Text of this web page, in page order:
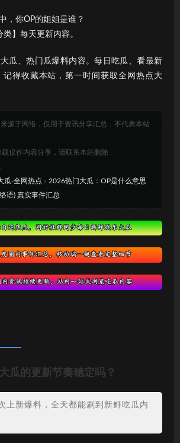
，你OP的姐姐是谁？
】每天更新内容。
瓜、热门瓜爆料内容。每日吃瓜、看最新
记得收藏本站，第一时间获取全网热点大
源于网络，仅用于资讯分享汇总，不代表本站
仅作内容分享，请联系本站删除
瓜-全网热点 » 2026热门大瓜：OP是什么意思
语) 真实事件汇总
瓜的更新节奏稳定吗？
上新爆料，全天都能刷到新鲜吃瓜内